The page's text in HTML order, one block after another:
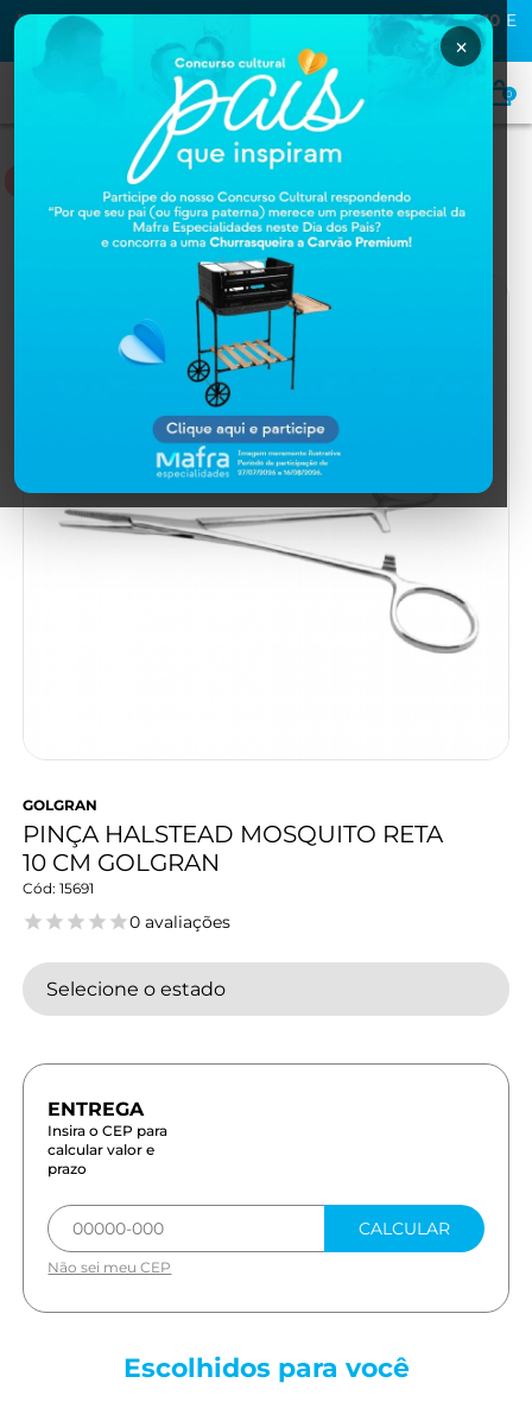
PRIMEIRA COMPRA NA MAFRA? USE O CUPOMMAFRA10 E
GANHE
0
NUTRIÇÃO
Home NUTRIÇÃO
GOLGRAN
PINÇA HALSTEAD MOSQUITO RETA
10 CM GOLGRAN
15691
0 avaliações
Selecione o estado
Insira o CEP para
calcular valor e
prazo
CALCULAR
Não sei meu CEP
Escolhidos para você
×